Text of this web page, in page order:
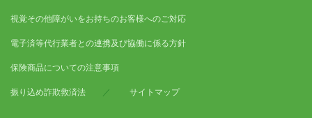
視覚その他障がいをお持ちのお客様へのご対応
電子済等代行業者との連携及び協働に係る方針
保険商品についての注意事項
振り込め詐欺救済法 ／ サイトマップ